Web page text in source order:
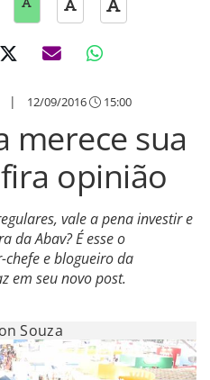
12/09/2016 15:00
merece sua
opinião
vale a pena investir e
da Abav? É esse o
e blogueiro da
em seu novo post.
Souza